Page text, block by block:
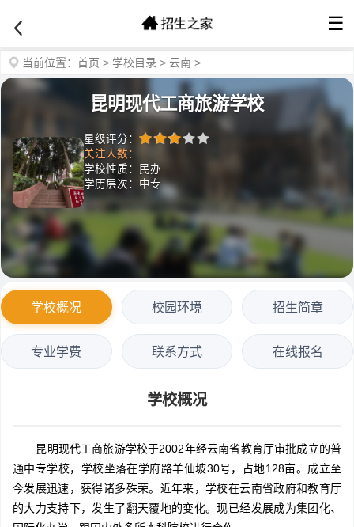
☰
当前位置： 首页 > 学校目录 > 云南 >
昆明现代工商旅游学校
星级评分：
关注人数：
学校性质：民办
学历层次：中专
学校概况 校园环境 招生简章
专业学费 联系方式 在线报名
学校概况
昆明现代工商旅游学校于2002年经云南省教育厅审批成立的普
通中专学校，学校坐落在学府路羊仙坡30号，占地128亩。成立至
今发展迅速，获得诸多殊荣。近年来，学校在云南省政府和教育厅
的大力支持下，发生了翻天覆地的变化。现已经发展成为集团化、